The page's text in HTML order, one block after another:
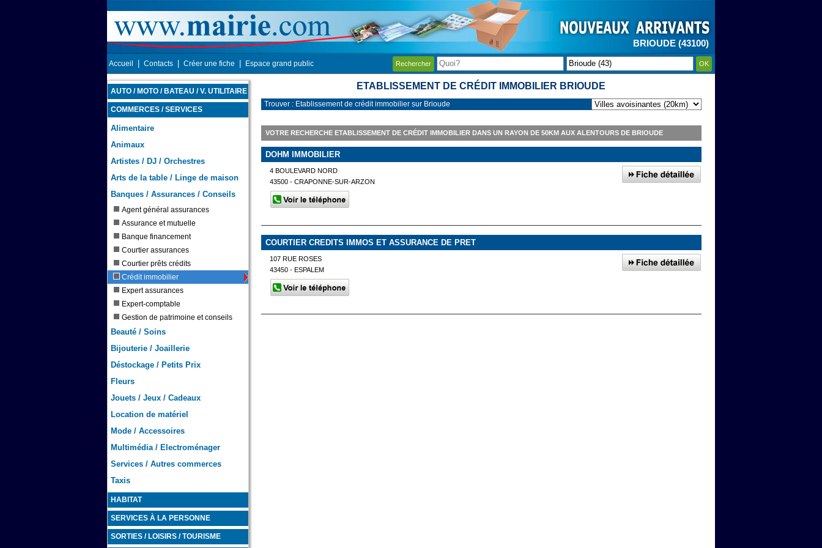
BRIOUDE (43100)
Accueil Contacts Créer une fiche Espace grand public Rechercher OK
AUTO / MOTO / BATEAU / V. UTILITAIRE
COMMERCES / SERVICES
Alimentaire
Animaux
Artistes / DJ / Orchestres
Arts de la table / Linge de maison
Banques / Assurances / Conseils
Agent général assurances
Assurance et mutuelle
Banque financement
Courtier assurances
Courtier prêts crédits
Crédit immobilier
Expert assurances
Expert-comptable
Gestion de patrimoine et conseils
Beauté / Soins
Bijouterie / Joaillerie
Déstockage / Petits Prix
Fleurs
Jouets / Jeux / Cadeaux
Location de matériel
Mode / Accessoires
Multimédia / Electroménager
Services / Autres commerces
Taxis
HABITAT
SERVICES À LA PERSONNE
SORTIES / LOISIRS / TOURISME
ETABLISSEMENT DE CRÉDIT IMMOBILIER BRIOUDE
Trouver : Etablissement de crédit immobilier sur Brioude
VOTRE RECHERCHE ETABLISSEMENT DE CRÉDIT IMMOBILIER DANS UN RAYON DE 50KM AUX ALENTOURS DE BRIOUDE
DOHM IMMOBILIER
4 BOULEVARD NORD
43500 - CRAPONNE-SUR-ARZON
COURTIER CREDITS IMMOS ET ASSURANCE DE PRET
107 RUE ROSES
43450 - ESPALEM